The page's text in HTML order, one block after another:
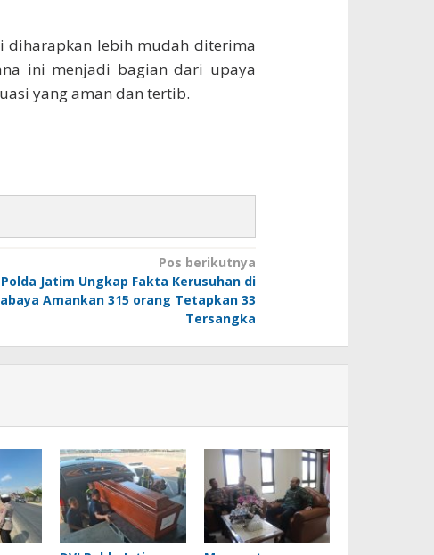
diharapkan lebih mudah diterima
ini menjadi bagian dari upaya
yang aman dan tertib.
Pos berikutnya
Polda Jatim Ungkap Fakta Kerusuhan di
Amankan 315 orang Tetapkan 33
Tersangka